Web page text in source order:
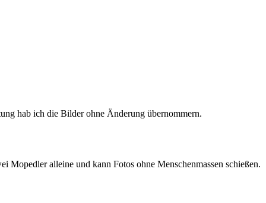
hab ich die Bilder ohne Änderung übernommern.
Mopedler alleine und kann Fotos ohne Menschenmassen schießen.